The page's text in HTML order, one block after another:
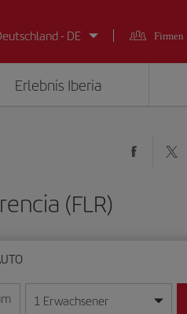
- DE
Firmen
Erlebnis Iberia
(FLR)
Jahr ein
im Format Tag/Monat/Jahr ein
1 Erwachsener